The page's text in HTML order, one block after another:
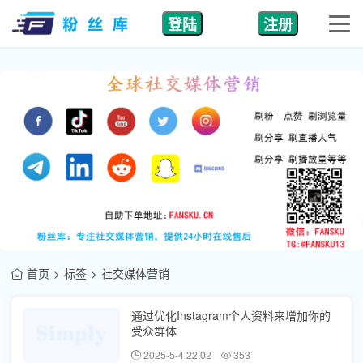
登陆 注册
首页 标签 社交媒体营销
通过优化Instagram个人资料来增加你的
受众群体
2025-5-4 22:02 353